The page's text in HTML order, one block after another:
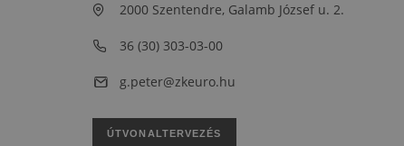
2000 Szentendre, Galamb József u. 2.
36 (30) 303-03-00
g.peter@zkeuro.hu
ÚTVONALTERVEZÉS